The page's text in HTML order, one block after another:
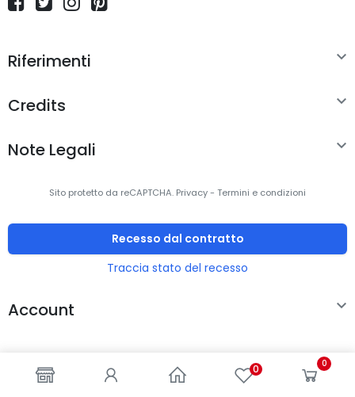
0 0
Riferimenti 
Credits 
Note Legali 
Sito protetto da reCAPTCHA. Privacy- Termini e condizioni
Recesso dal contratto
Traccia stato del recesso
Account 